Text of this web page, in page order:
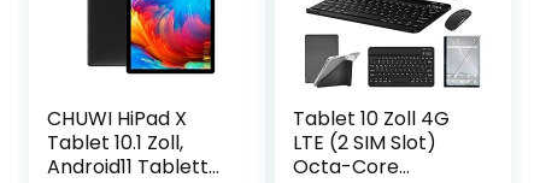
CHUWI HiPad X
Tablet 10.1 Zoll,
Android11 Tablett
Tablet 10 Zoll 4G
LTE (2 SIM Slot)
Octa-Core